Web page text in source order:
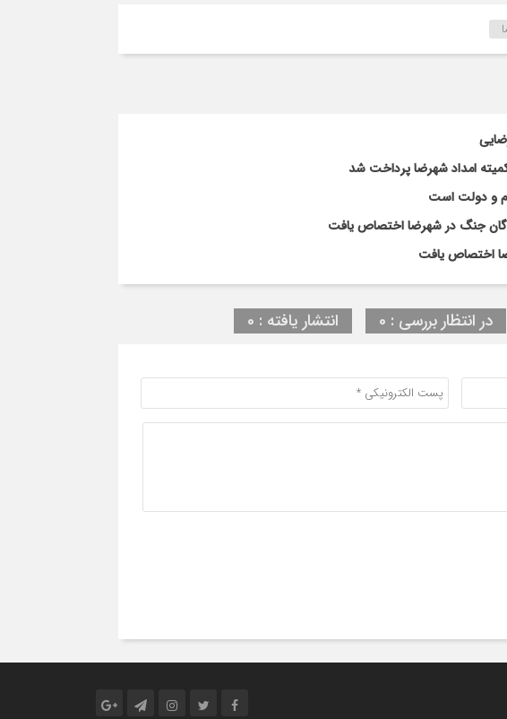
و دولت است
در انتظار بررسی : 0 انتشار یافته : 0